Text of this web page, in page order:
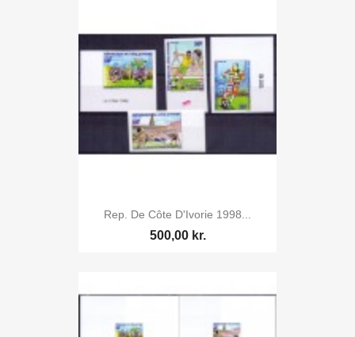
Rep. De Côte D'Ivorie 1998...
500,00 kr.